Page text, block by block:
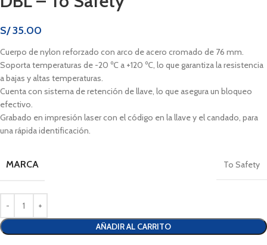
S/35.00
Cuerpo de nylon reforzado con arco de acero cromado de 76 mm.
Soporta temperaturas de -20 ℃ a +120 ℃, lo que garantiza la resistencia
a bajas y altas temperaturas.
Cuenta con sistema de retención de llave, lo que asegura un bloqueo
efectivo.
Grabado en impresión laser con el código en la llave y el candado, para
una rápida identificación.
MARCA To Safety
AÑADIR AL CARRITO